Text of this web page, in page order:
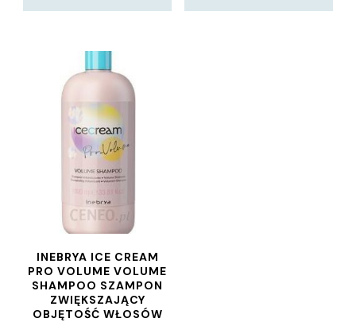
INEBRYA ICE CREAM
PRO VOLUME VOLUME
SHAMPOO SZAMPON
ZWIĘKSZAJĄCY
OBJĘTOŚĆ WŁOSÓW